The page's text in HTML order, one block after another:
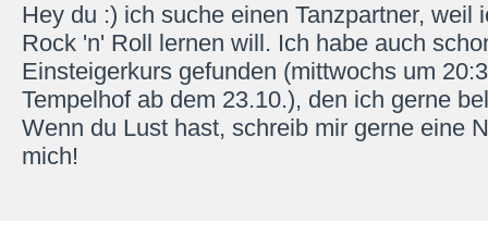
Hey du :) ich suche einen Tanzpartner, weil
Rock 'n' Roll lernen will. Ich habe auch
Einsteigerkurs gefunden (mittwochs um
Tempelhof ab dem 23.10.), den ich gerne
Wenn du Lust hast, schreib mir gerne eine
mich!